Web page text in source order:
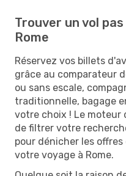
Trouver un vol
Rome
Réservez vos billets
grâce au comparateur
ou sans escale,
traditionnelle, bagage
votre choix ! Le moteur
de filtrer votre
pour dénicher les
votre voyage à Rome.